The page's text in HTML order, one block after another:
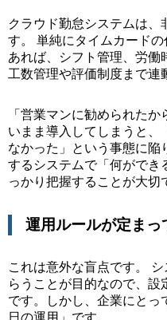
クラウド勤怠システムは、
す。 単純にタイムカード
あれば、シフト管理、労働
工数管理や評価制度まで連
「営業マンに勧められた
いまま導入してしまうと、
なかった」という事態に陥
するシステムで「何ができ
っかり把握することが大切
運用ルールが定まっ
これは意外な盲点です。
らうことが目的なので、設
です。しかし、企業にとっ
日の運用」です。